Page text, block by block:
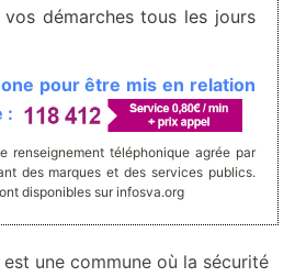
démarches tous les jours
pour être mis en relation
:
renseignement téléphonique agrée par
des marques et des services publics.
disponibles sur infosva.org
une commune où la sécurité